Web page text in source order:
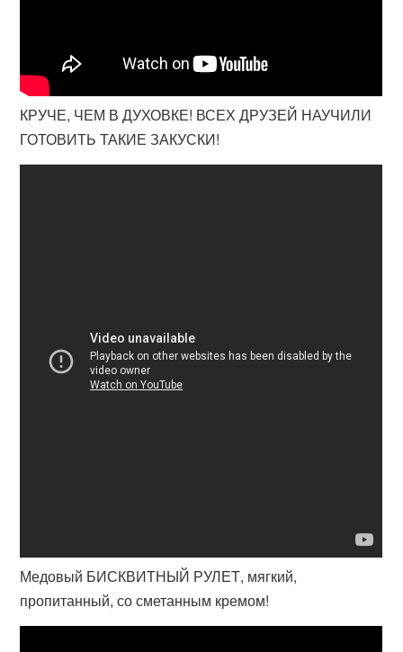
КРУЧЕ, ЧЕМ В ДУХОВКЕ! ВСЕХ ДРУЗЕЙ НАУЧИЛИ
ГОТОВИТЬ ТАКИЕ ЗАКУСКИ!
Медовый БИСКВИТНЫЙ РУЛЕТ, мягкий,
пропитанный, со сметанным кремом!